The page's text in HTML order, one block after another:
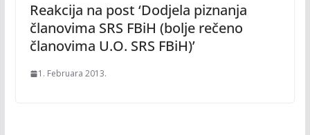
Reakcija na post ‘Dodjela piznanja
članovima SRS FBiH (bolje rečeno
članovima U.O. SRS FBiH)’
1. Februara 2013.